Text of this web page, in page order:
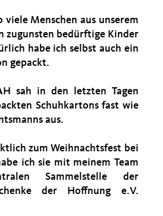
viele Menschen aus unserem
zugunsten bedürftige Kinder
habe ich selbst auch ein
gepackt.
sah in den letzten Tagen
Schuhkartons fast wie
aus.
zum Weihnachtsfest bei
ich sie mit meinem Team
Sammelstelle der
der Hoffnung e.V.